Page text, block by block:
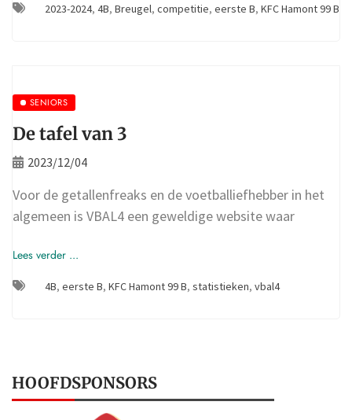
2023-2024, 4B, Breugel, competitie, eerste B, KFC Hamont 99 B
SENIORS
De tafel van 3
2023/12/04
Voor de getallenfreaks en de voetballiefhebber in het
algemeen is VBAL4 een geweldige website waar
Lees verder ...
4B, eerste B, KFC Hamont 99 B, statistieken, vbal4
HOOFDSPONSORS